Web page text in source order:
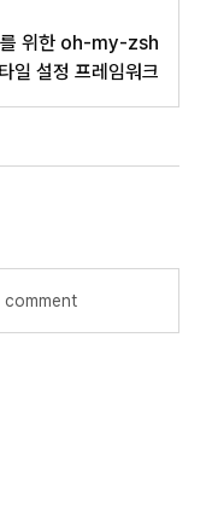
위한 oh-my-zsh
일 설정 프레임워크
comment